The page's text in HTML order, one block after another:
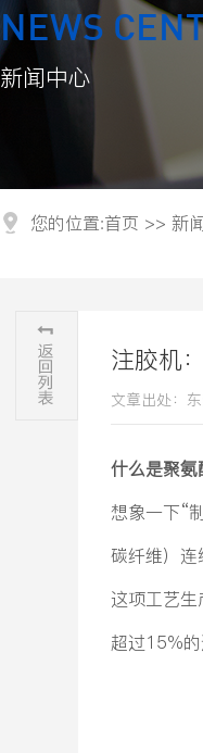
NEWS
新闻中心
您的位置:首页 >> 新
注胶机
文章出处：
什么是聚氨
想象一下“
碳纤维）连
这项工艺
超过15%的